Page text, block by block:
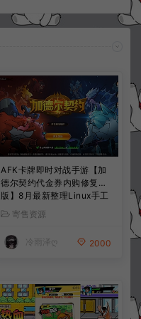
AFK卡牌即时对战手游【加
德尔契约代金券内购修复
版】8月最新整理Linux手工
服务端+前后端全套源码+CD
K授权后台+安卓苹果双端
+详细搭建教程+视频教程
寄售资源
冷雨泽ღ 2000